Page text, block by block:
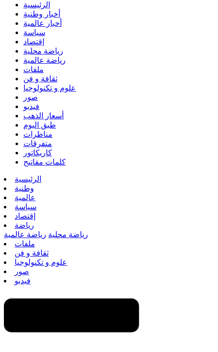
الرئيسية
أخبار وطنية
أخبار عالمية
سياسة
إقتصاد
رياضة محلية
رياضة عالمية
ملفات
ثقافة و فن
علوم و تكنولوجيا
صور
فيديو
أسعار الذهب
طبق اليوم
مناظرات
متفرقات
كاريكاتور
كلمات مفاتيح
الرئيسية
وطنية
عالمية
سياسة
إقتصاد
رياضة
رياضة محلية رياضة عالمية
ملفات
ثقافة و فن
علوم و تكنولوجيا
صور
فيديو